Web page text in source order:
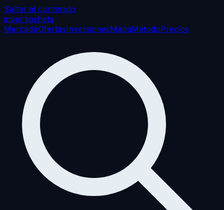
Saltar al contenido
inver.tipsbeta
MercadoOfertasInversionesMapaMétodoPrecios